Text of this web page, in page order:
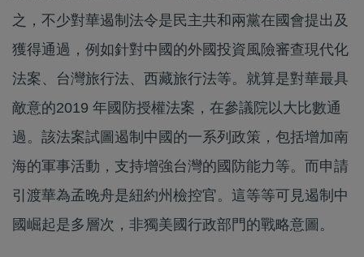
之，不少對華遏制法令是民主共和兩黨在國會提出及
獲得通過，例如針對中國的外國投資風險審查現代化
法案、台灣旅行法、西藏旅行法等。就算是對華最具
敵意的2019 年國防授權法案，在參議院以大比數通
過。該法案試圖遏制中國的一系列政策，包括增加南
海的軍事活動，支持增強台灣的國防能力等。而申請
引渡華為孟晚舟是紐約州檢控官。這等等可見遏制中
國崛起是多層次，非獨美國行政部門的戰略意圖。